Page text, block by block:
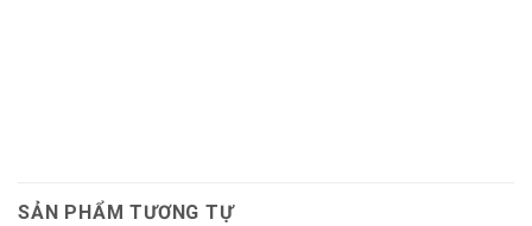
SẢN PHẨM TƯƠNG TỰ